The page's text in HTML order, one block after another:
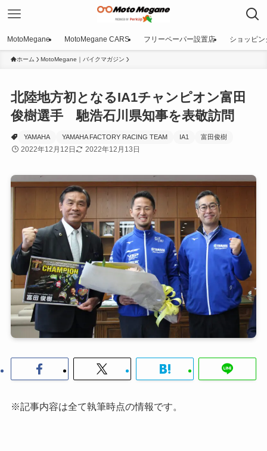
MotoMegane MotoMegane CARS フリーペーパー設置店 ショッピン
ホーム MotoMegane｜バイクマガジン
北陸地方初となるIA1チャンピオン富田
俊樹選手 馳浩石川県知事を表敬訪問
YAMAHA YAMAHA FACTORY RACING TEAM IA1 富田俊樹
2022年12月12日 2022年12月13日
※記事内容は全て執筆時点の情報です。